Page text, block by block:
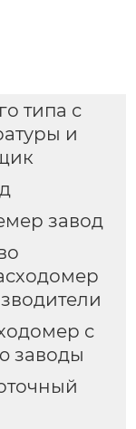
типа с
и
завод
с
заводы